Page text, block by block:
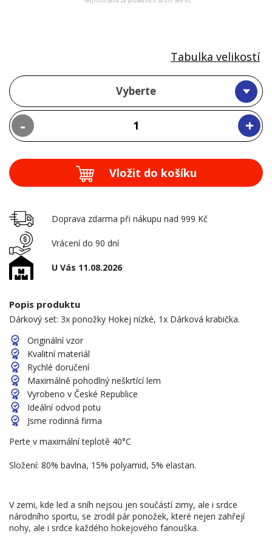
Vyberte
- +
Tabulka velikostí
Vložit do košíku
Doprava zdarma při nákupu nad 999 Kč
Vrácení do 90 dní
U Vás 11.08.2026
Popis produktu
Dárkový set: 3x ponožky Hokej nízké, 1x Dárková krabička.
Originální vzor
Kvalitní materiál
Rychlé doručení
Maximálně pohodlný neškrtící lem
Vyrobeno v České Republice
Ideální odvod potu
Jsme rodinná firma
Perte v maximální teplotě 40°C
Složení: 80% bavlna, 15% polyamid, 5% elastan.
V zemi, kde led a sníh nejsou jen součástí zimy, ale i srdce
národního sportu, se zrodil pár ponožek, které nejen zahřejí
nohy, ale i srdce každého hokejového fanouška.